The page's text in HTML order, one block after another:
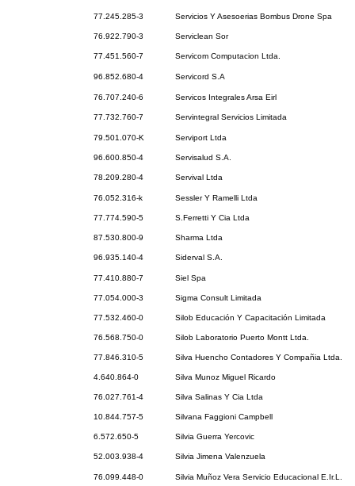
77.245.285-3 Servicios Y Asesoerias Bombus Drone Spa
76.922.790-3 Serviclean Sor
77.451.560-7 Servicom Computacion Ltda.
96.852.680-4 Servicord S.A
76.707.240-6 Servicos Integrales Arsa Eirl
77.732.760-7 Servintegral Servicios Limitada
79.501.070-K Serviport Ltda
96.600.850-4 Servisalud S.A.
78.209.280-4 Servival Ltda
76.052.316-k Sessler Y Ramelli Ltda
77.774.590-5 S.Ferretti Y Cia Ltda
87.530.800-9 Sharma Ltda
96.935.140-4 Siderval S.A.
77.410.880-7 Siel Spa
77.054.000-3 Sigma Consult Limitada
77.532.460-0 Silob Educación Y Capacitación Limitada
76.568.750-0 Silob Laboratorio Puerto Montt Ltda.
77.846.310-5 Silva Huencho Contadores Y Compañia Ltda.
4.640.864-0 Silva Munoz Miguel Ricardo
76.027.761-4 Silva Salinas Y Cia Ltda
10.844.757-5 Silvana Faggioni Campbell
6.572.650-5 Silvia Guerra Yercovic
52.003.938-4 Silvia Jimena Valenzuela
76.099.448-0 Silvia Muñoz Vera Servicio Educacional E.Ir.L.